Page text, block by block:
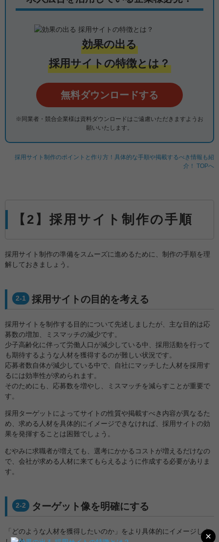
×
効果の出る
採用サイトの特徴とは？
無料ダウンロードする
※同業者・競合企業様は資料ダウンロードはご遠慮いただきますよう お
願いいたします。
採用サイト制作のポイントと作り方！具体的な手順や掲載するべき情報も紹
介！ TOPへ
【2】採用サイト制作の手順
採用サイト制作の準備をスムーズに進めるために、制作の手順を理
解しておきましょう。
2-1 採用サイトの目的を考える
採用サイトを制作する目的について先述しましたが、主な目的は応
募数の増加、ミスマッチの減少です。
少子高齢化に伴って労働人口が減少している中、採用活動を行って
も期待するような人材を獲得するのが難しい状況です。
応募者数自体が減少している中で、自社にマッチした人材を採用す
るには効率性が求められます。
そのためにも、応募数を増やし、ミスマッチを減らすことが重要で
す。
採用ターゲットによってサイトの性質や掲載すべき内容が異なるた
め、求める人材を具体的にイメージできなければ、採用サイトの効
果を発揮することは困難でしょう。
むやみに求職者が増えても、選考にかかるコストが増えるだけなの
で、会社が求める人材に来てもらえるように作成する必要がありま
す。
2-2 ターゲット像を明確にする
「どのような人材を獲得したいのか」をより具体的にイメージしま